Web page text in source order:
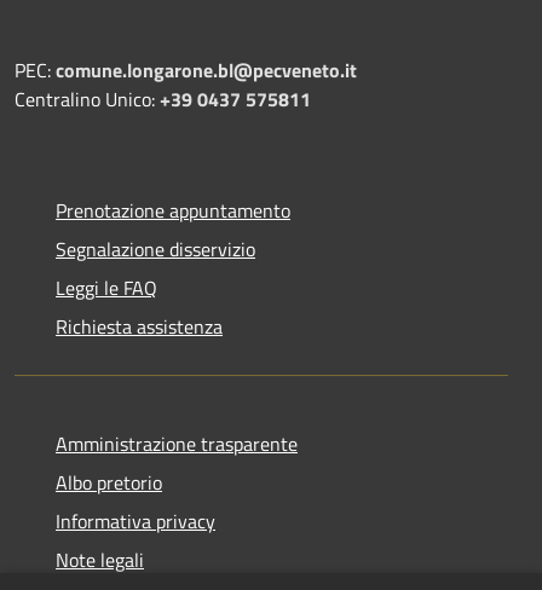
PEC:comune.longarone.bl@pecveneto.it
Centralino Unico:+39 0437 575811
Prenotazione appuntamento
Segnalazione disservizio
Leggi le FAQ
Richiesta assistenza
Amministrazione trasparente
Albo pretorio
Informativa privacy
Note legali